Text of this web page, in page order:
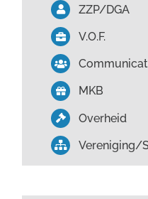
ZZP/DGA
V.O.F.
MKB
Overheid
Vereniging/